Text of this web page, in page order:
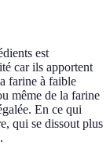
est
car ils apportent
farine à faible
même de la farine
En ce qui
qui se dissout plus